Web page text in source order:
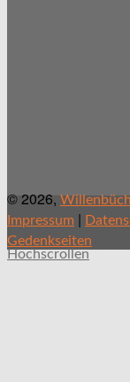
© 2026,
Impressum |
Gedenkseiten
Hochscrollen